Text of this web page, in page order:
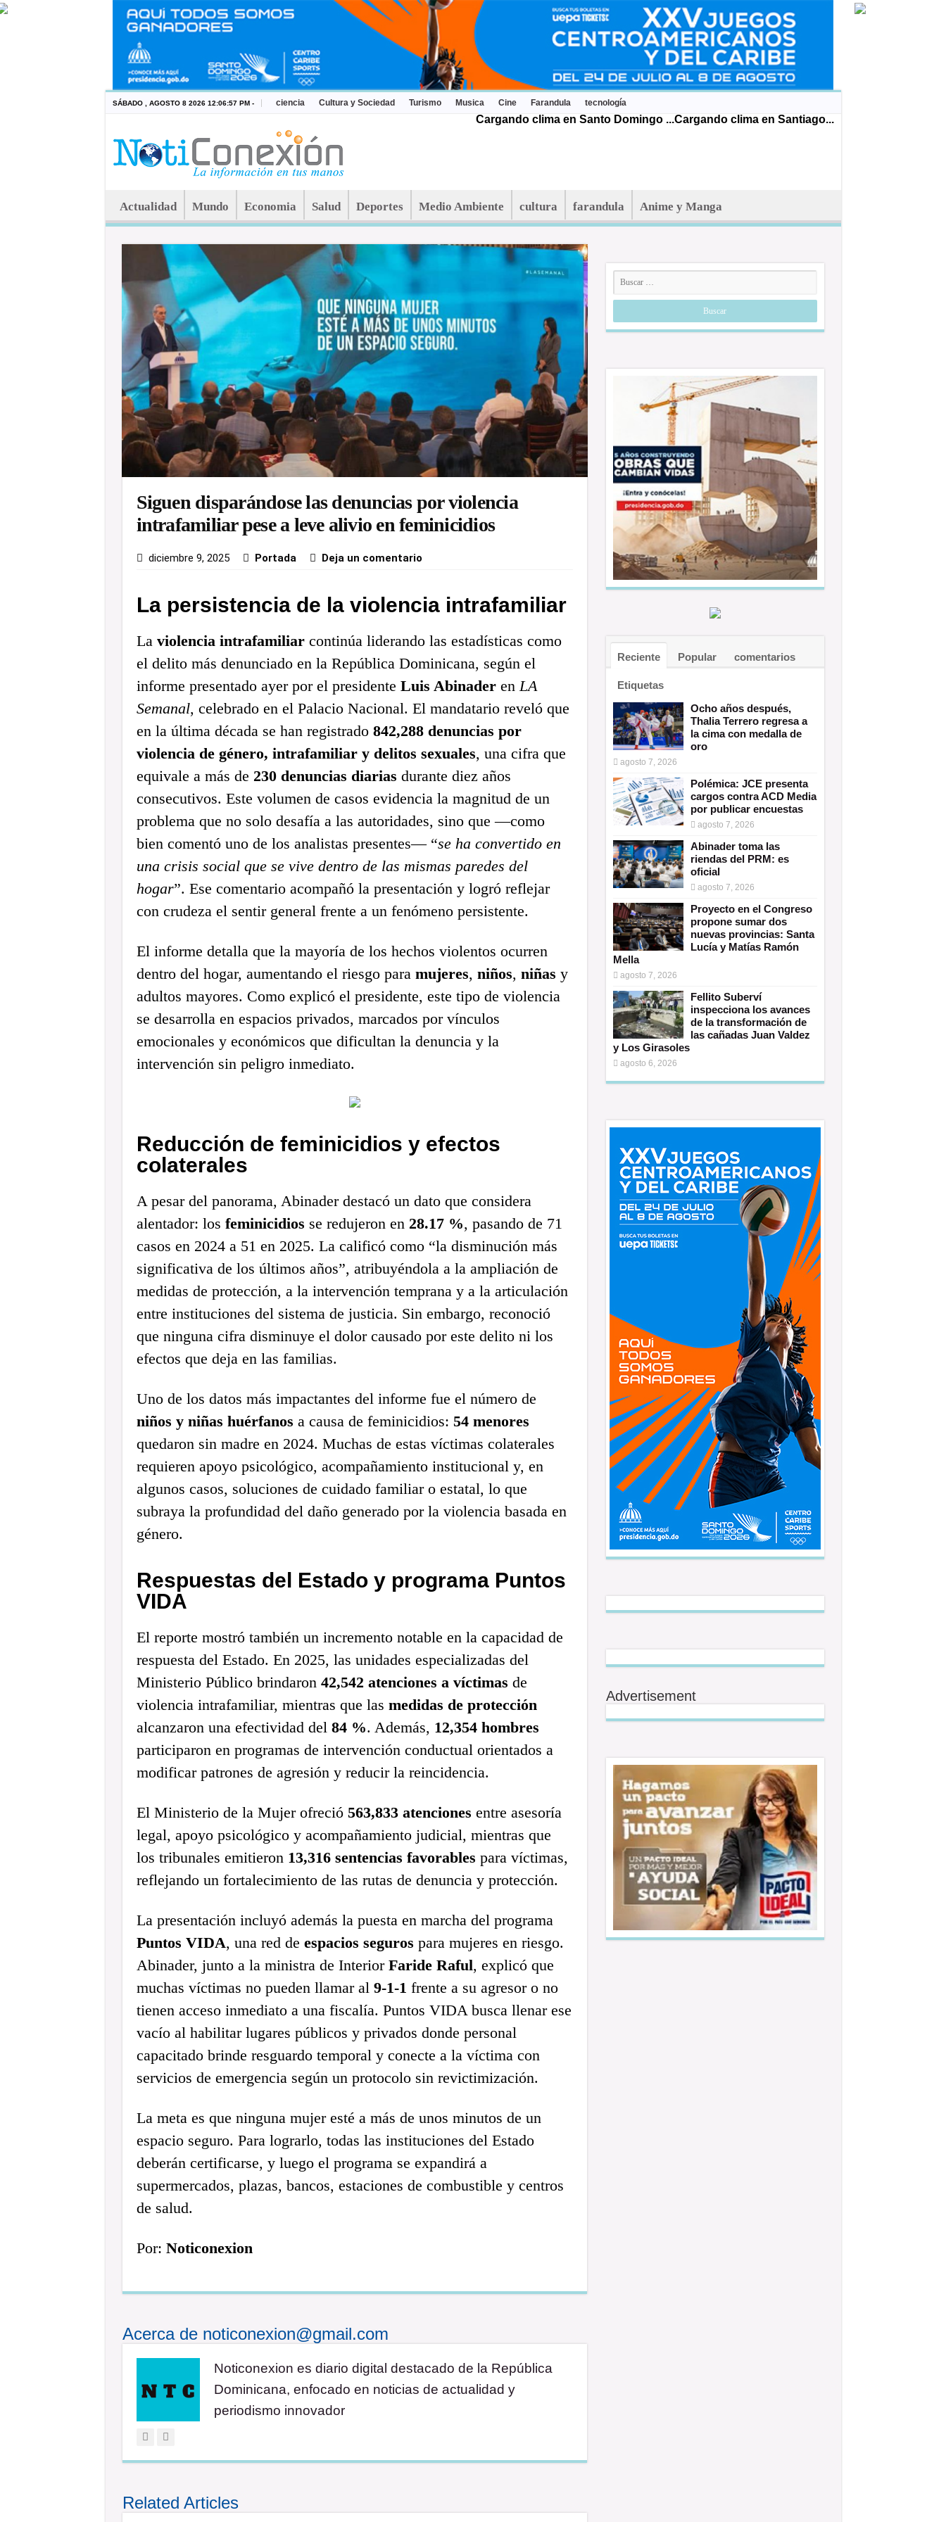
SÁBADO , AGOSTO 8 2026 12:06:57 PM - ciencia Cultura y Sociedad Turismo Musica Cine Farandula tecnología
Cargando clima en Santo Domingo ...Cargando clima en Santiago...
Actualidad Mundo Economia Salud Deportes Medio Ambiente cultura farandula Anime y Manga
Siguen disparándose las denuncias por violencia
intrafamiliar pese a leve alivio en feminicidios
diciembre 9, 2025 Portada Deja un comentario
La persistencia de la violencia intrafamiliar
La violencia intrafamiliarcontinúa liderando las estadísticas como
el delito más denunciado en la República Dominicana, según el
informe presentado ayer por el presidente Luis AbinaderenLA
Semanal, celebrado en el Palacio Nacional. El mandatario reveló que
en la última década se han registrado 842,288 denuncias por
violencia de género, intrafamiliar y delitos sexuales, una cifra que
equivale a más de 230 denuncias diarias durante diez años
consecutivos. Este volumen de casos evidencia la magnitud de un
problema que no solo desafía a las autoridades, sino que —como
bien comentó uno de los analistas presentes— “se ha convertido en
una crisis social que se vive dentro de las mismas paredes del
hogar”. Ese comentario acompañó la presentación y logró reflejar
con crudeza el sentir general frente a un fenómeno persistente.
El informe detalla que la mayoría de los hechos violentos ocurren
dentro del hogar, aumentando el riesgo para mujeres, niños, niñas y
adultos mayores. Como explicó el presidente, este tipo de violencia
se desarrolla en espacios privados, marcados por vínculos
emocionales y económicos que dificultan la denuncia y la
intervención sin peligro inmediato.
Reducción de feminicidios y efectos
colaterales
A pesar del panorama, Abinader destacó un dato que considera
alentador: los feminicidios se redujeron en 28.17 %, pasando de 71
casos en 2024 a 51 en 2025. La calificó como “la disminución más
significativa de los últimos años”, atribuyéndola a la ampliación de
medidas de protección, a la intervención temprana y a la articulación
entre instituciones del sistema de justicia. Sin embargo, reconoció
que ninguna cifra disminuye el dolor causado por este delito ni los
efectos que deja en las familias.
Uno de los datos más impactantes del informe fue el número de
niños y niñas huérfanos a causa de feminicidios: 54 menores
quedaron sin madre en 2024. Muchas de estas víctimas colaterales
requieren apoyo psicológico, acompañamiento institucional y, en
algunos casos, soluciones de cuidado familiar o estatal, lo que
subraya la profundidad del daño generado por la violencia basada en
género.
Respuestas del Estado y programa Puntos
VIDA
El reporte mostró también un incremento notable en la capacidad de
respuesta del Estado. En 2025, las unidades especializadas del
Ministerio Público brindaron 42,542 atenciones a víctimas de
violencia intrafamiliar, mientras que las medidas de protección
alcanzaron una efectividad del 84 %. Además, 12,354 hombres
participaron en programas de intervención conductual orientados a
modificar patrones de agresión y reducir la reincidencia.
El Ministerio de la Mujer ofreció 563,833 atenciones entre asesoría
legal, apoyo psicológico y acompañamiento judicial, mientras que
los tribunales emitieron 13,316 sentencias favorables para víctimas,
reflejando un fortalecimiento de las rutas de denuncia y protección.
La presentación incluyó además la puesta en marcha del programa
Puntos VIDA, una red de espacios seguros para mujeres en riesgo.
Abinader, junto a la ministra de Interior Faride Raful, explicó que
muchas víctimas no pueden llamar al 9-1-1 frente a su agresor o no
tienen acceso inmediato a una fiscalía. Puntos VIDA busca llenar ese
vacío al habilitar lugares públicos y privados donde personal
capacitado brinde resguardo temporal y conecte a la víctima con
servicios de emergencia según un protocolo sin revictimización.
La meta es que ninguna mujer esté a más de unos minutos de un
espacio seguro. Para lograrlo, todas las instituciones del Estado
deberán certificarse, y luego el programa se expandirá a
supermercados, plazas, bancos, estaciones de combustible y centros
de salud.
Por: Noticonexion
Acerca de noticonexion@gmail.com
Noticonexion es diario digital destacado de la República
Dominicana, enfocado en noticias de actualidad y
periodismo innovador
Related Articles
Reciente Popular comentarios
Etiquetas
Ocho años después,
Thalia Terrero regresa a
la cima con medalla de
oro
agosto 7, 2026
Polémica: JCE presenta
cargos contra ACD Media
por publicar encuestas
agosto 7, 2026
Abinader toma las
riendas del PRM: es
oficial
agosto 7, 2026
Proyecto en el Congreso
propone sumar dos
nuevas provincias: Santa
Lucía y Matías Ramón
Mella
agosto 7, 2026
Fellito Suberví
inspecciona los avances
de la transformación de
las cañadas Juan Valdez
y Los Girasoles
agosto 6, 2026
Advertisement